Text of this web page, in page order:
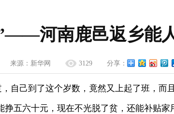
河南鹿邑返乡能
来源： 新华网 3129 分享：
自己到了这个岁数，竟然又上起了班，而
五六十元，现在不光脱了贫，还能补贴家